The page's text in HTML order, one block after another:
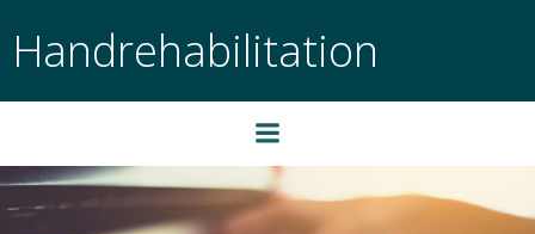
Inhalt
springen
Handrehabilitation